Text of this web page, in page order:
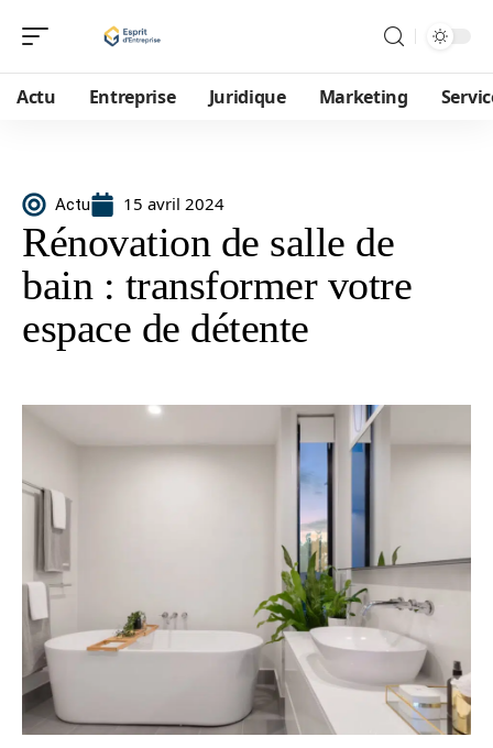
Actu Entreprise Juridique Marketing
Actu 15 avril 2024
Rénovation de salle de
bain : transformer votre
espace de détente